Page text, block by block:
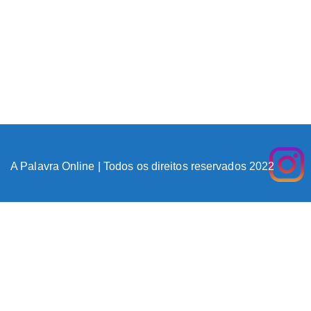
A Palavra Online | Todos os direitos reservados 2022